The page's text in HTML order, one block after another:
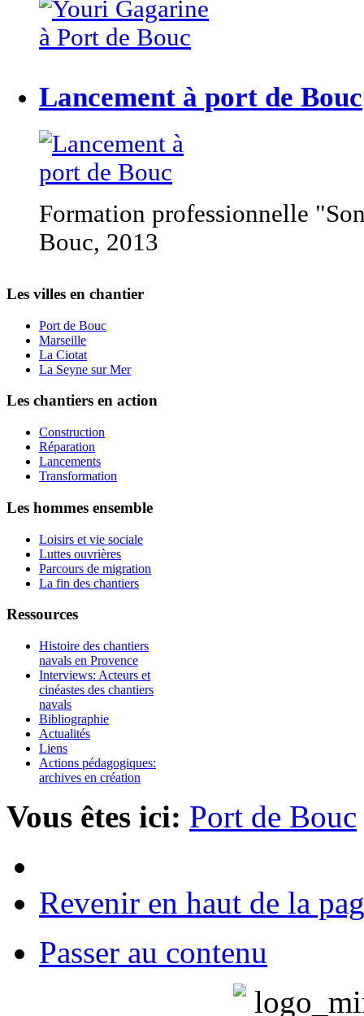
Lancement à port de Bouc
Formation professionnelle
Bouc, 2013
Les villes en chantier
Port de Bouc
Marseille
La Ciotat
La Seyne sur Mer
Les chantiers en action
Construction
Réparation
Lancements
Transformation
Les hommes ensemble
Loisirs et vie sociale
Luttes ouvrières
Parcours de migration
La fin des chantiers
Ressources
Histoire des chantiers
navals en Provence
Interviews: Acteurs et
cinéastes des chantiers
navals
Bibliographie
Actualités
Liens
Actions pédagogiques:
archives en création
Vous êtes ici: Port de Bouc
Revenir en haut de la
Passer au contenu